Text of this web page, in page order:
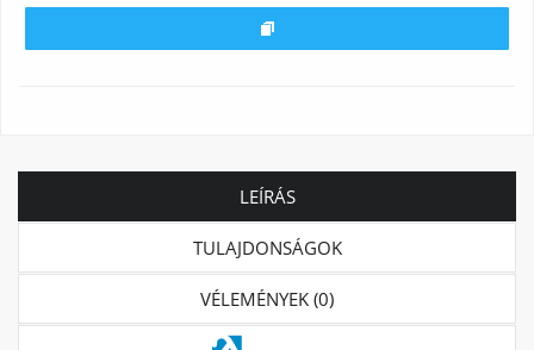
LEÍRÁS
TULAJDONSÁGOK
VÉLEMÉNYEK (0)